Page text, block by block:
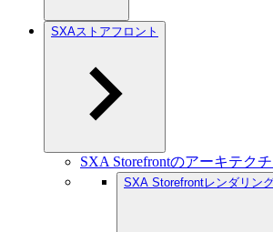
SXAストアフロント
SXA Storefrontのアーキテク
SXA Storefrontレンダリン